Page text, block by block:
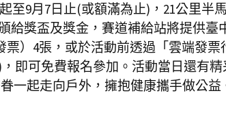
至9月7日止(或額滿為止)，21公里半
給獎盃及獎金，賽道補給站將提供臺
）4張，或於活動前透過「雲端發票
即可免費報名參加。活動當日還有精
一起走向戶外，擁抱健康攜手做公益